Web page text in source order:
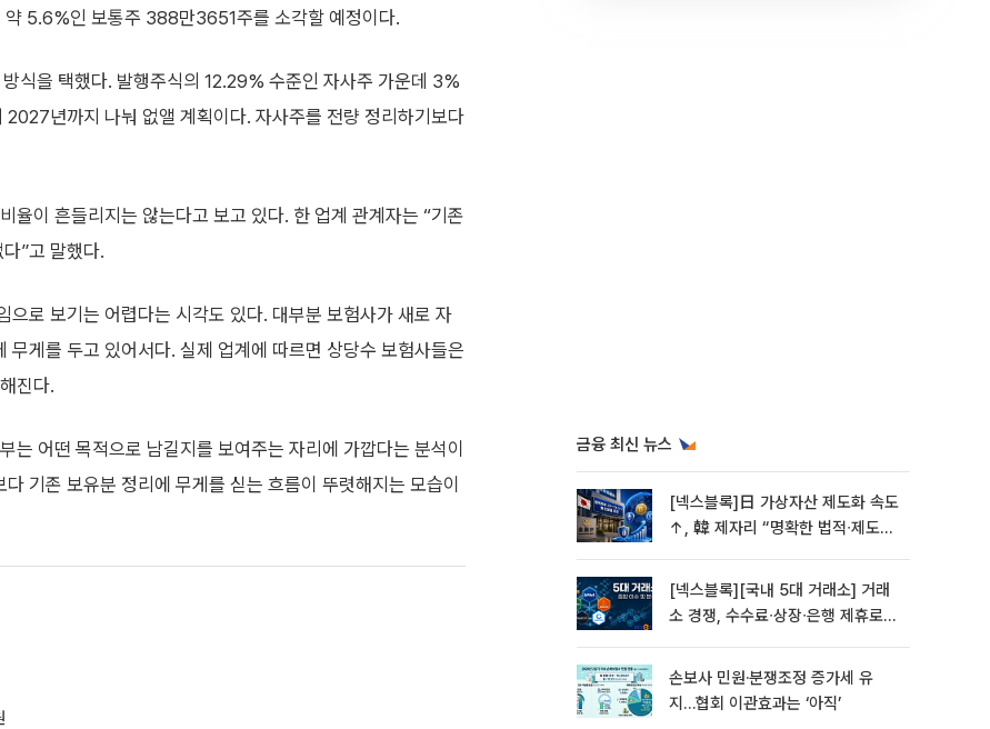
5.6%인 보통주 388만3651주를 소각할 예정이다.
식을 택했다. 발행주식의 12.29% 수준인 자사주 가운데 3%
년까지 나눠 없앨 계획이다. 자사주를 전량 정리하기보다
이 흔들리지는 않는다고 보고 있다. 한 업계 관계자는 “기존
”고 말했다.
로 보기는 어렵다는 시각도 있다. 대부분 보험사가 새로 자
게를 두고 있어서다. 실제 업계에 따르면 상당수 보험사들은
진다.
어떤 목적으로 남길지를 보여주는 자리에 가깝다는 분석이
기존 보유분 정리에 무게를 싣는 흐름이 뚜렷해지는 모습이
금융 최신 뉴스
[넥스블록]日 가상자산 제도화 속도
↑, 韓 제자리 “명확한 법적∙제도적
[넥스블록][국내 5대 거래소] 거래
소 경쟁, 수수료∙상장∙은행 제휴로
손보사 민원·분쟁조정 증가세 유
지…협회 이관효과는 ‘아직’